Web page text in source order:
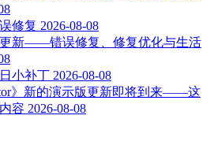
修复 2026-08-08
更新——错误修复、修复优化与生活
小补丁 2026-08-08
》新的演示版更新即将到来——这
容 2026-08-08